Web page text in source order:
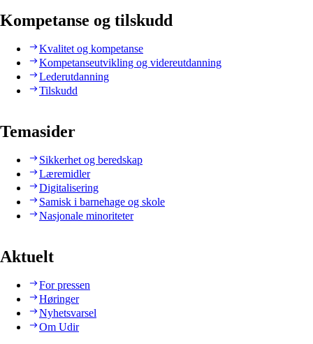
Kompetanse og tilskudd
Kvalitet og kompetanse
Kompetanseutvikling og videreutdanning
Lederutdanning
Tilskudd
Temasider
Sikkerhet og beredskap
Læremidler
Digitalisering
Samisk i barnehage og skole
Nasjonale minoriteter
Aktuelt
For pressen
Høringer
Nyhetsvarsel
Om Udir